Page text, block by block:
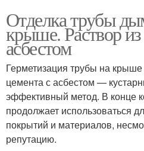
Отделка трубы
крыше. Раствор
асбестом
Герметизация трубы на
цемента с асбестом —
эффективный метод. В конце
продолжает использоваться
покрытий и материалов,
репутацию.